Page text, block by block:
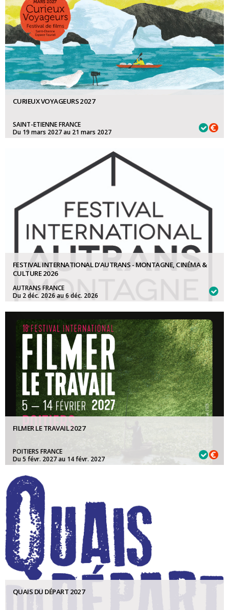
CURIEUX VOYAGEURS 2027
SAINT-ETIENNE FRANCE
Du 19 mars 2027 au 21 mars 2027
2027 COMPETITION FILMS COURTS 6 À 26 MINUTES:
FESTIVAL INTERNATIONAL D'AUTRANS - MONTAGNE, CINÉMA &
CULTURE 2026
AUTRANS FRANCE
Du 2 déc. 2026 au 6 déc. 2026
FILMS DE FICTION:30 juin 2026
FILMS D'ANIMATION:30 juin 2026
FILMER LE TRAVAIL 2027
POITIERS FRANCE
Du 5 févr. 2027 au 14 févr. 2027
COMPÉTITION INTERNATIONALE:
QUAIS DU DÉPART 2027